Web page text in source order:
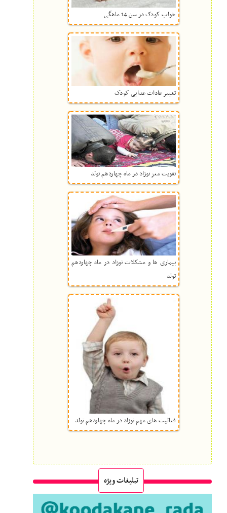
خواب کودک در سن 14 ماهگی
تغییر عادات غذایی کودک
تقویت مغز نوزاد در ماه چهاردهم تولد
بیماری ها و مشکلات نوزاد در ماه چهاردهم
تولد
فعالیت های مهم نوزاد در ماه چهاردهم تولد
تبلیغات ویژه